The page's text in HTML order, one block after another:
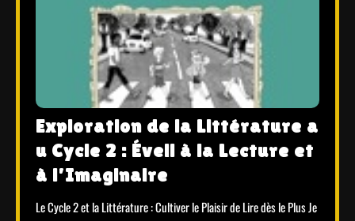
Exploration de la Littérature a
u Cycle 2 : Éveil à la Lecture et
à l’Imaginaire
Le Cycle 2 et la Littérature : Cultiver le Plaisir de Lire dès le Plus Je